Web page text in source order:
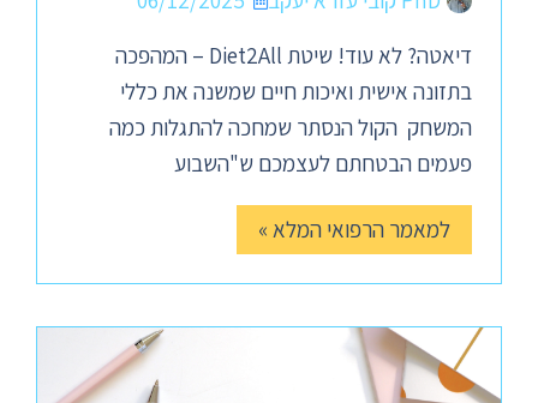
דיאטה? לא עוד! שיטת Diet2All – המהפכה
בתזונה אישית ואיכות חיים שמשנה את כללי
המשחק הקול הנסתר שמחכה להתגלות כמה
פעמים הבטחתם לעצמכם ש"השבוע
למאמר הרפואי המלא »